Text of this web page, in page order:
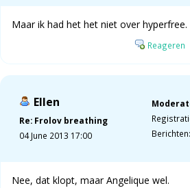
Maar ik had het het niet over hyperfree.
Reageren
Ellen
Re: Frolov breathing
04 June 2013 17:00
Nee, dat klopt, maar Angelique wel.